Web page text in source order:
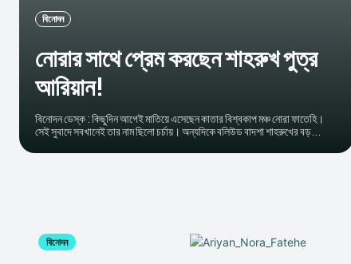
বিনোদন
নোরার সাথে প্রেম করছেন শাহরুখ পুত্র
আরিয়ান!
বিনোদন ডেস্ক : কিছুদিন আগেই মাতিয়ে এসেছেন কাতার বিশ্বকাপ মঞ্চ নোরা ফাতেহি।
সেই সুবাদে সবখানেই তার নাম ছিলো চর্চায়। অন্যদিকে বলিউড বাদশা শাহরুখের বড়...
বিনোদন